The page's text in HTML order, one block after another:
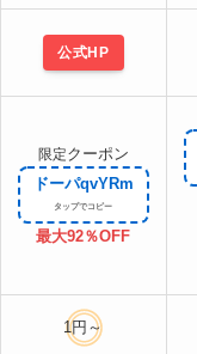
公式HP
限定クーポン
ドーパqvYRm
最大92％OFF
1円～